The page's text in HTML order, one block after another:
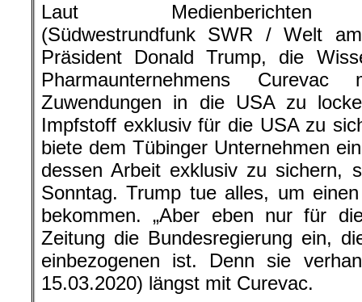
Laut Medienberichten
(Südwestrundfunk SWR / Welt
Präsident Donald Trump, die
Pharmaunternehmens
Zuwendungen in die USA zu
Impfstoff exklusiv für die USA zu
biete dem Tübinger Unternehmen
dessen Arbeit exklusiv zu sichern,
Sonntag. Trump tue alles, um
bekommen. „Aber eben nur für
Zeitung die Bundesregierung ein,
einbezogenen ist. Denn sie
15.03.2020) längst mit Curevac.